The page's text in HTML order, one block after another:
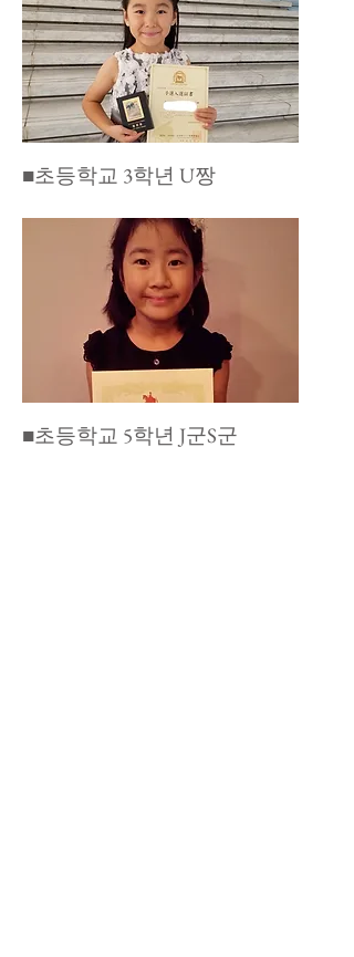
​■초등학교 3학년 U짱
​■초등학교 5학년 J군S군